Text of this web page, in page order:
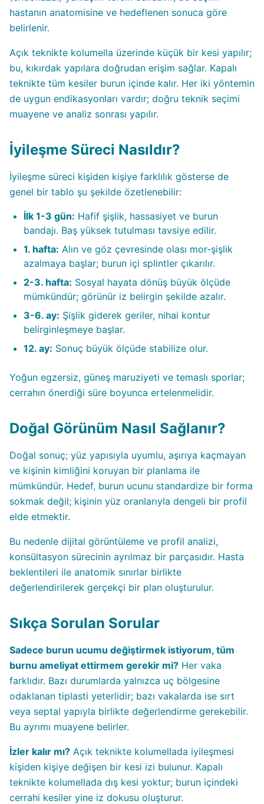
hastanın anatomisine ve hedeflenen sonuca göre
belirlenir.
Açık teknikte kolumella üzerinde küçük bir kesi yapılır;
bu, kıkırdak yapılara doğrudan erişim sağlar. Kapalı
teknikte tüm kesiler burun içinde kalır. Her iki yöntemin
de uygun endikasyonları vardır; doğru teknik seçimi
muayene ve analiz sonrası yapılır.
İyileşme Süreci Nasıldır?
İyileşme süreci kişiden kişiye farklılık gösterse de
genel bir tablo şu şekilde özetlenebilir:
İlk 1-3 gün: Hafif şişlik, hassasiyet ve burun
bandajı. Baş yüksek tutulması tavsiye edilir.
1. hafta: Alın ve göz çevresinde olası mor-şişlik
azalmaya başlar; burun içi splintler çıkarılır.
2-3. hafta: Sosyal hayata dönüş büyük ölçüde
mümkündür; görünür iz belirgin şekilde azalır.
3-6. ay: Şişlik giderek geriler, nihai kontur
belirginleşmeye başlar.
12. ay: Sonuç büyük ölçüde stabilize olur.
Yoğun egzersiz, güneş maruziyeti ve temaslı sporlar;
cerrahın önerdiği süre boyunca ertelenmelidir.
Doğal Görünüm Nasıl Sağlanır?
Doğal sonuç; yüz yapısıyla uyumlu, aşırıya kaçmayan
ve kişinin kimliğini koruyan bir planlama ile
mümkündür. Hedef, burun ucunu standardize bir forma
sokmak değil; kişinin yüz oranlarıyla dengeli bir profil
elde etmektir.
Bu nedenle dijital görüntüleme ve profil analizi,
konsültasyon sürecinin ayrılmaz bir parçasıdır. Hasta
beklentileri ile anatomik sınırlar birlikte
değerlendirilerek gerçekçi bir plan oluşturulur.
Sıkça Sorulan Sorular
Sadece burun ucumu değiştirmek istiyorum, tüm
burnu ameliyat ettirmem gerekir mi? Her vaka
farklıdır. Bazı durumlarda yalnızca uç bölgesine
odaklanan tiplasti yeterlidir; bazı vakalarda ise sırt
veya septal yapıyla birlikte değerlendirme gerekebilir.
Bu ayrımı muayene belirler.
İzler kalır mı? Açık teknikte kolumellada iyileşmesi
kişiden kişiye değişen bir kesi izi bulunur. Kapalı
teknikte kolumellada dış kesi yoktur; burun içindeki
cerrahi kesiler yine iz dokusu oluşturur.